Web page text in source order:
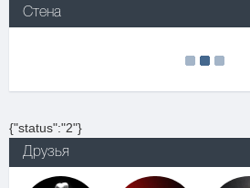
Стена
{"status":"2"}
Друзья